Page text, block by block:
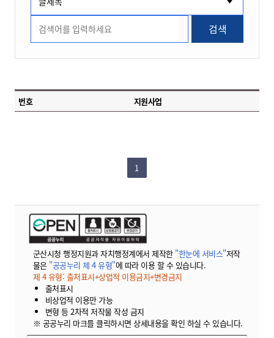
검색
번호 지원사업
1
군산시청 행정지원과 자치행정계에서 제작한 "한눈에 서비스"저작
물은 "공공누리 제 4 유형"에 따라 이용 할 수 있습니다.
제 4 유형: 출처표시+상업적 이용금지+변경금지
출처표시
비상업적 이용만 가능
변형 등 2차적 저작물 작성 금지
※ 공공누리 마크를 클릭하시면 상세내용을 확인 하실 수 있습니다.